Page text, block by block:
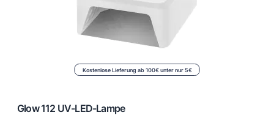
Kostenlose Lieferung ab 100€ unter nur 5€
Glow 112 UV-LED-Lampe